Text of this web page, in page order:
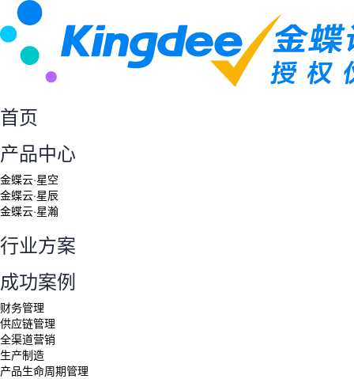
首页
产品中心
金蝶云·星空
金蝶云·星辰
金蝶云·星瀚
行业方案
成功案例
财务管理
供应链管理
全渠道营销
生产制造
产品生命周期管理